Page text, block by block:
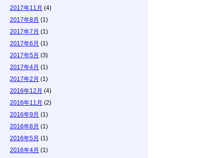
2017年11月 (4)
2017年8月 (1)
2017年7月 (1)
2017年6月 (1)
2017年5月 (3)
2017年4月 (1)
2017年2月 (1)
2016年12月 (4)
2016年11月 (2)
2016年9月 (1)
2016年8月 (1)
2016年5月 (1)
2016年4月 (1)